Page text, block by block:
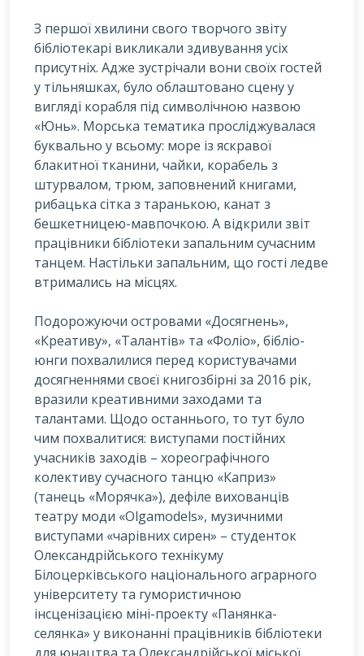
З першої хвилини свого творчого звіту
бібліотекарі викликали здивування усіх
присутніх. Адже зустрічали вони своїх гостей
у тільняшках, було облаштовано сцену у
вигляді корабля під символічною назвою
«Юнь». Морська тематика просліджувалася
буквально у всьому: море із яскравої
блакитної тканини, чайки, корабель з
штурвалом, трюм, заповнений книгами,
рибацька сітка з таранькою, канат з
бешкетницею-мавпочкою. А відкрили звіт
працівники бібліотеки запальним сучасним
танцем. Настільки запальним, що гості ледве
втримались на місцях.
Подорожуючи островами «Досягнень»,
«Креативу», «Талантів» та «Фоліо», бібліо-
юнги похвалилися перед користувачами
досягненнями своєї книгозбірні за 2016 рік,
вразили креативними заходами та
талантами. Щодо останнього, то тут було
чим похвалитися: виступами постійних
учасників заходів – хореографічного
колективу сучасного танцю «Каприз»
(танець «Морячка»), дефіле вихованців
театру моди «Olgamodels», музичними
виступами «чарівних сирен» – студенток
Олександрійського технікуму
Білоцерківського національного аграрного
університету та гумористичною
інсценізацією міні-проекту «Панянка-
селянка» у виконанні працівників бібліотеки